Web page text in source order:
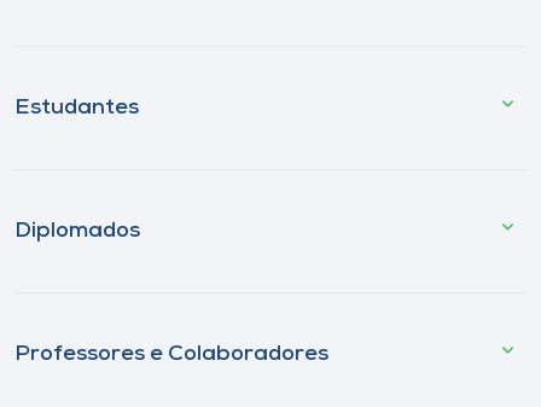
Estudantes
Diplomados
Professores e Colaboradores